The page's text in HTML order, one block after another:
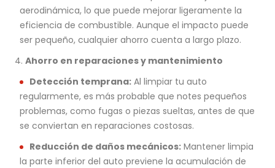
aerodinámica, lo que puede mejorar ligeramente la
eficiencia de combustible. Aunque el impacto puede
ser pequeño, cualquier ahorro cuenta a largo plazo.
Ahorro en reparaciones y mantenimiento
Detección temprana: Al limpiar tu auto
regularmente, es más probable que notes pequeños
problemas, como fugas o piezas sueltas, antes de que
se conviertan en reparaciones costosas.
Reducción de daños mecánicos: Mantener limpia
la parte inferior del auto previene la acumulación de